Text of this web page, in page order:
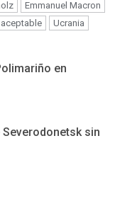
Emmanuel Macron
Ucrania
en
Severodonetsk sin
a 46